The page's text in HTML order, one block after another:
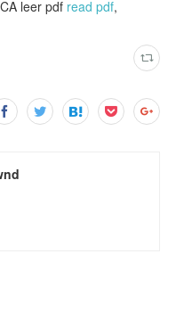
leer pdf read pdf,